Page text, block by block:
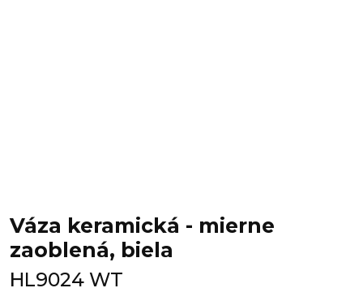
Váza keramická - mierne
zaoblená, biela
HL9024 WT